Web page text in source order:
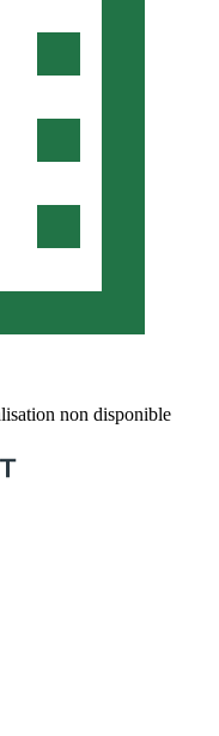
non disponible